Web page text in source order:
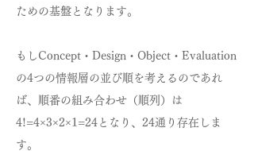
ための基盤となります。
もしConcept・Design・Object・Evaluation
の4つの情報層の並び順を考えるのであれ
ば、順番の組み合わせ（順列）は
4!=4×3×2×1=24となり、24通り存在しま
す。